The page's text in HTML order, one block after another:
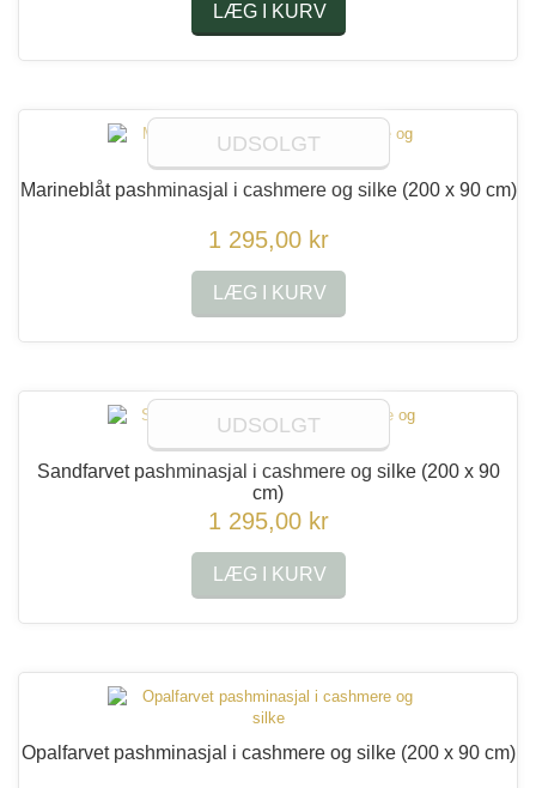
LÆG I KURV
UDSOLGT
Marineblåt pashminasjal i cashmere og silke (200 x 90 cm)
1 295,00 kr
LÆG I KURV
UDSOLGT
Sandfarvet pashminasjal i cashmere og silke (200 x 90
cm)
1 295,00 kr
LÆG I KURV
Opalfarvet pashminasjal i cashmere og silke (200 x 90 cm)